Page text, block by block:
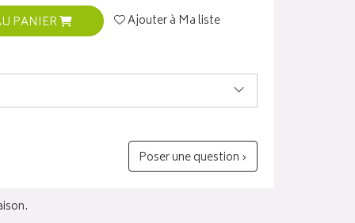
PANIER Ajouter à Ma liste
Poser une question ›